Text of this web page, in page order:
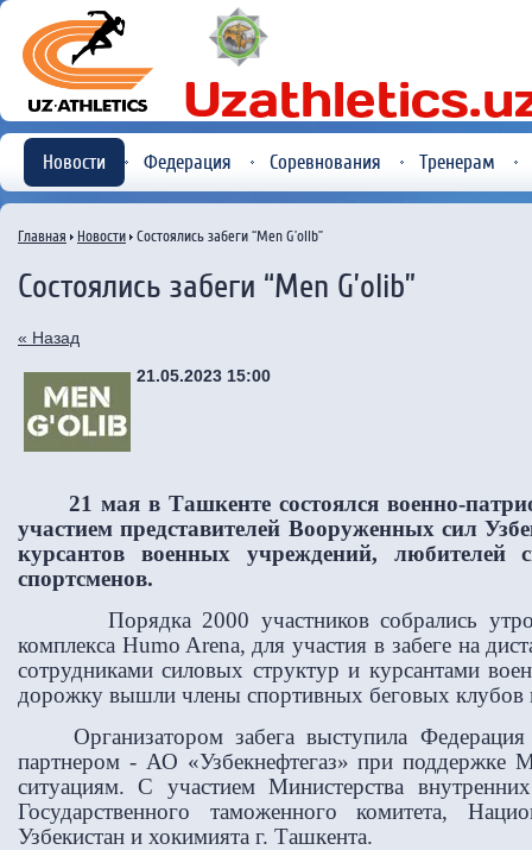
Новости Федерация Соревнования Тренерам
Главная Новости Состоялись забеги “Men G’olib”
Состоялись забеги “Men G’olib”
« Назад
21.05.2023 15:00
21 мая в Ташкенте состоялся военно-
участием представителей Вооруженных сил
курсантов военных учреждений, любителей
спортсменов.
Порядка 2000 участников собрались утром
комплекса Humo Arena, для участия в забеге на
сотрудниками силовых структур и курсантами
дорожку вышли члены спортивных беговых клубов
Организатором забега выступила
партнером - АО «Узбекнефтегаз» при поддержке
ситуациям.C участием Министерства
Государственного таможенного комитета,
Узбекистан и хокимията г. Ташкента.